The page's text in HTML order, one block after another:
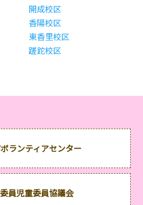
開成校区
香陽校区
東香里校区
蹉跎校区
ランティアセンター
員児童委員協議会